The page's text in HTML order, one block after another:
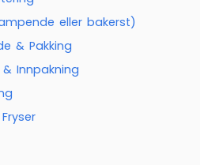
eller bakerst)
& Pakking
Innpakning